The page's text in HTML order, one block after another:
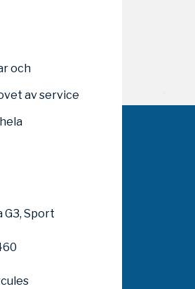
och
av service
G3, Sport